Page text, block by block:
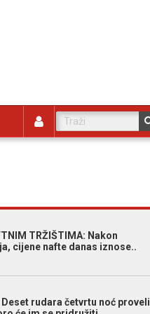
TRŽIŠTIMA: Nakon
cijene nafte danas iznose..
Deset rudara četvrtu noć proveli